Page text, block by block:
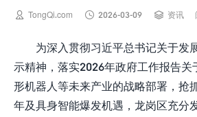
 TongQi.com  2026-03-09  资讯
为深入贯彻习近平总书记关于发
示精神，落实2026年政府工作报告关
形机器人等未来产业的战略部署，抢
年及具身智能爆发机遇，龙岗区充分